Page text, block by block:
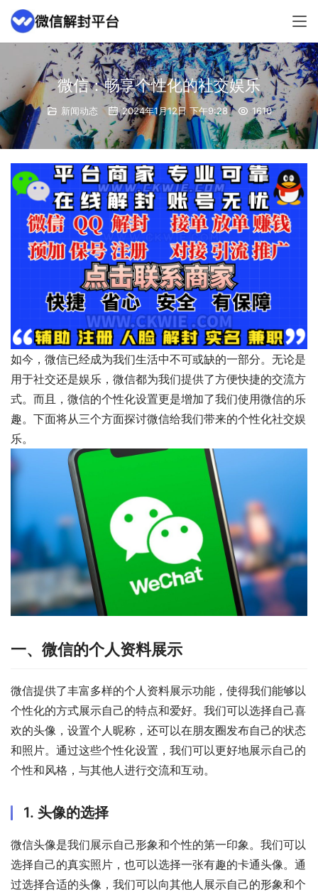
微信：畅享个性化的社交娱乐
新闻动态 2024年1月12日 下午9:28 1610
如今，微信已经成为我们生活中不可或缺的一部分。无论是
用于社交还是娱乐，微信都为我们提供了方便快捷的交流方
式。而且，微信的个性化设置更是增加了我们使用微信的乐
趣。下面将从三个方面探讨微信给我们带来的个性化社交娱
乐。
一、微信的个人资料展示
微信提供了丰富多样的个人资料展示功能，使得我们能够以
个性化的方式展示自己的特点和爱好。我们可以选择自己喜
欢的头像，设置个人昵称，还可以在朋友圈发布自己的状态
和照片。通过这些个性化设置，我们可以更好地展示自己的
个性和风格，与其他人进行交流和互动。
1. 头像的选择
微信头像是我们展示自己形象和个性的第一印象。我们可以
选择自己的真实照片，也可以选择一张有趣的卡通头像。通
过选择合适的头像，我们可以向其他人展示自己的形象和个